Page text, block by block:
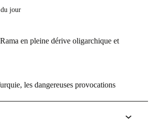
jour
en pleine dérive oligarchique et
les dangereuses provocations